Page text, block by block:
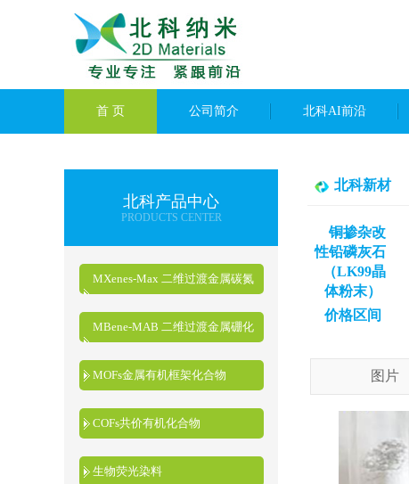
首 页 公司简介 北科AI前沿
北科产品中心
PRODUCTS CENTER
MXenes-Max 二维过渡金属碳氮
化物
MBene-MAB 二维过渡金属硼化
物
MOFs金属有机框架化合物
COFs共价有机化合物
生物荧光染料
北科新材
铜掺杂改
性铅磷灰石
（LK99晶
体粉末）
价格区间
图片